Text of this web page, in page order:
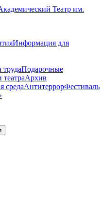
Информация для
трудаПодарочные
Архив
средаАнтитеррорФестиваль